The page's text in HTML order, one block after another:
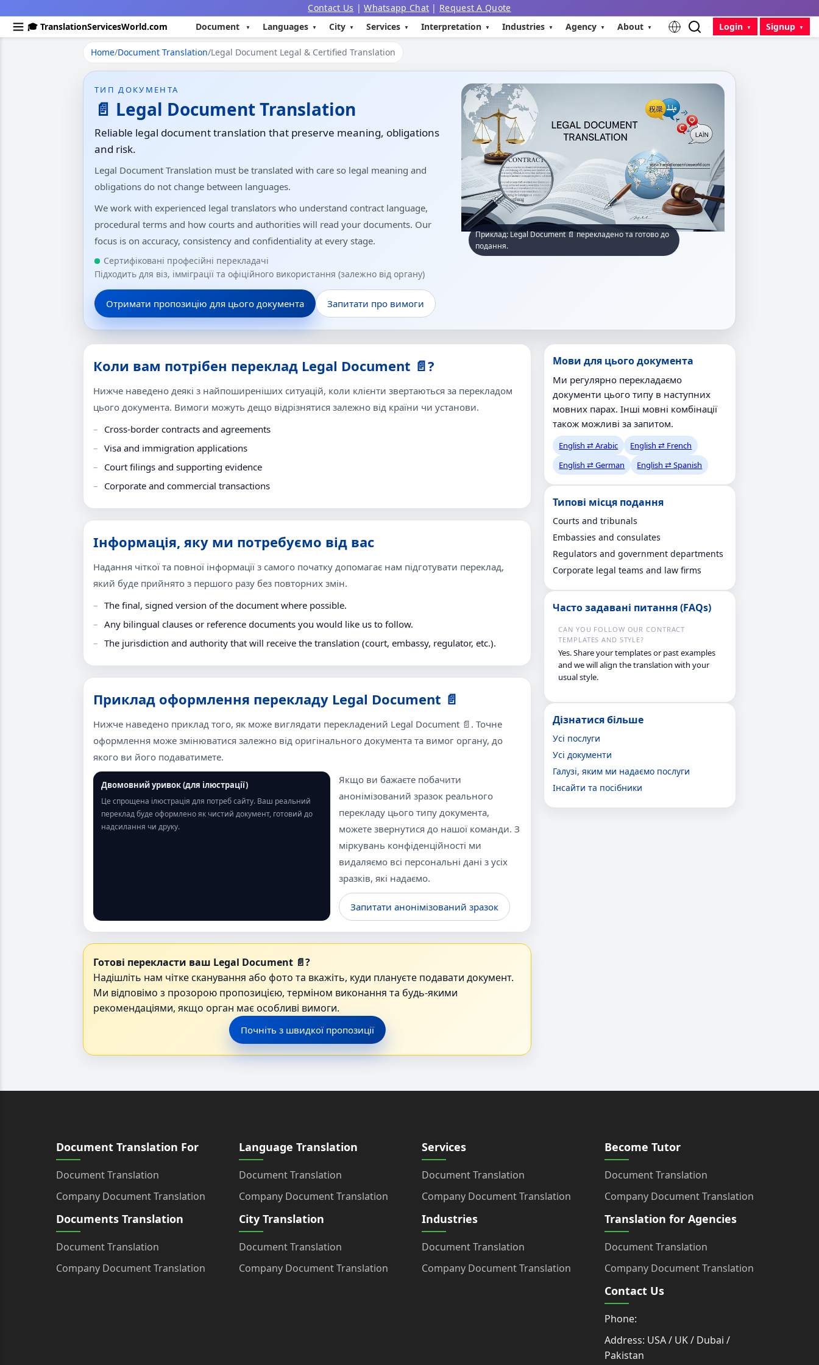
Contact Us |Whatsapp Chat | Request A Quote
🎓 TranslationServicesWorld.com
Document Languages City Services Interpretation Industries Agency About Login Signup
Home/Document Translation/Legal Document Legal & Certified Translation
ТИП ДОКУМЕНТА
📄 Legal Document Translation
Reliable legal document translation that preserve meaning, obligations
and risk.
Legal Document Translation must be translated with care so legal meaning and
obligations do not change between languages.
We work with experienced legal translators who understand contract language,
procedural terms and how courts and authorities will read your documents. Our
focus is on accuracy, consistency and confidentiality at every stage.
Сертифіковані професійні перекладачі
Підходить для віз, імміграції та офіційного використання (залежно від органу)
Отримати пропозицію для цього документа Запитати про вимоги
Приклад: Legal Document 📄 перекладено та готово до
подання.
Коли вам потрібен переклад Legal Document 📄?
Нижче наведено деякі з найпоширеніших ситуацій, коли клієнти звертаються за перекладом
цього документа. Вимоги можуть дещо відрізнятися залежно від країни чи установи.
Cross-border contracts and agreements
Visa and immigration applications
Court filings and supporting evidence
Corporate and commercial transactions
Інформація, яку ми потребуємо від вас
Надання чіткої та повної інформації з самого початку допомагає нам підготувати переклад,
який буде прийнято з першого разу без повторних змін.
The final, signed version of the document where possible.
Any bilingual clauses or reference documents you would like us to follow.
The jurisdiction and authority that will receive the translation (court, embassy, regulator, etc.).
Приклад оформлення перекладу Legal Document 📄
Нижче наведено приклад того, як може виглядати перекладений Legal Document 📄. Точне
оформлення може змінюватися залежно від оригінального документа та вимог органу, до
якого ви його подаватимете.
Двомовний уривок (для ілюстрації)
Це спрощена ілюстрація для потреб сайту. Ваш реальний
переклад буде оформлено як чистий документ, готовий до
надсилання чи друку.
Якщо ви бажаєте побачити
анонімізований зразок реального
перекладу цього типу документа,
можете звернутися до нашої команди. З
міркувань конфіденційності ми
видаляємо всі персональні дані з усіх
зразків, які надаємо.
Запитати анонімізований зразок
Готові перекласти ваш Legal Document 📄?
Надішліть нам чітке сканування або фото та вкажіть, куди плануєте подавати документ.
Ми відповімо з прозорою пропозицією, терміном виконання та будь-якими
рекомендаціями, якщо орган має особливі вимоги.
Почніть з швидкої пропозиції
Мови для цього документа
Ми регулярно перекладаємо
документи цього типу в наступних
мовних парах. Інші мовні комбінації
також можливі за запитом.
English ⇄ Arabic
English ⇄ French
English ⇄ German
English ⇄ Spanish
Типові місця подання
Courts and tribunals
Embassies and consulates
Regulators and government departments
Corporate legal teams and law firms
Часто задавані питання (FAQs)
CAN YOU FOLLOW OUR CONTRACT
TEMPLATES AND STYLE?
Yes. Share your templates or past examples
and we will align the translation with your
usual style.
Дізнатися більше
Усі послуги
Усі документи
Галузі, яким ми надаємо послуги
Інсайти та посібники
Document Translation For
Document Translation
Company Document Translation
Documents Translation
Document Translation
Company Document Translation
Language Translation
Document Translation
Company Document Translation
City Translation
Document Translation
Company Document Translation
Services
Document Translation
Company Document Translation
Industries
Document Translation
Company Document Translation
Become Tutor
Document Translation
Company Document Translation
Translation for Agencies
Document Translation
Company Document Translation
Contact Us
Phone:
Address: USA / UK / Dubai /
Pakistan